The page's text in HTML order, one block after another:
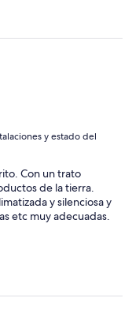
y estado del
Con un trato
de la tierra.
y silenciosa y
etc muy adecuadas.